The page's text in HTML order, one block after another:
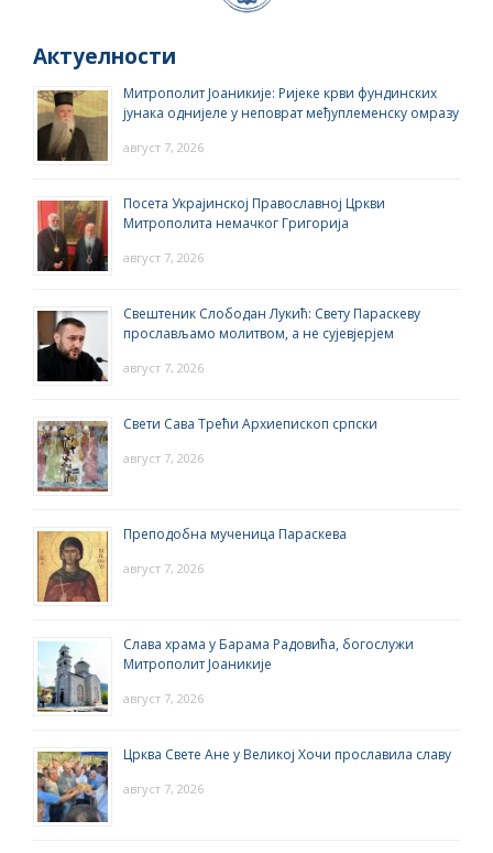
Актуелности
Митрополит Јоаникије: Ријеке крви фундинских
јунака однијеле у неповрат међуплеменску омразу
август 7, 2026
Посета Украјинској Православној Цркви
Митрополита немачког Григорија
август 7, 2026
Свештеник Слободан Лукић: Свету Параскеву
прослављамо молитвом, а не сујевјерјем
август 7, 2026
Свети Сава Трећи Архиепископ српски
август 7, 2026
Преподобна мученица Параскева
август 7, 2026
Слава храма у Барама Радовића, богослужи
Митрополит Јоаникије
август 7, 2026
Црква Свете Ане у Великој Хочи прославила славу
август 7, 2026